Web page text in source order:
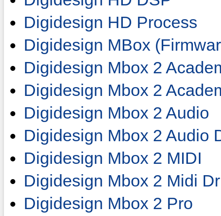
Digidesign HD Process
Digidesign MBox
Digidesign Mbox 2
Digidesign Mbox 2
Digidesign Mbox 2 Audio
Digidesign Mbox 2 Audio
Digidesign Mbox 2 MIDI
Digidesign Mbox 2 Midi
Digidesign Mbox 2 Pro